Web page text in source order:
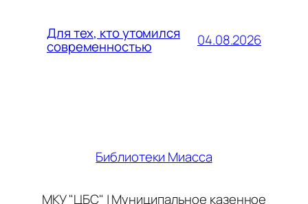
Для тех, кто утомился
современностью 04.08.2026
Библиотеки Миасса
МКУ "ЦБС" | Муниципальное казенное